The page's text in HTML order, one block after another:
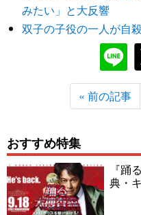
みたい」と大反響
双子の子役の一人が自
« 前の記事
おすすめ特集
『踊
典・